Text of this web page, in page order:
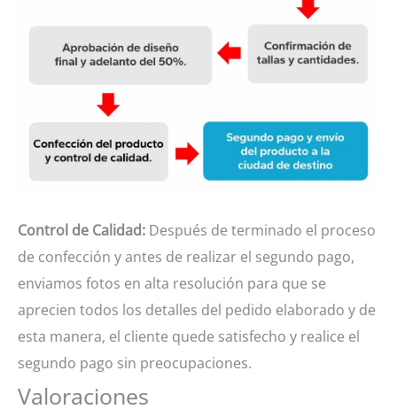
Control de Calidad: Después de terminado el proceso
de confección y antes de realizar el segundo pago,
enviamos fotos en alta resolución para que se
aprecien todos los detalles del pedido elaborado y de
esta manera, el cliente quede satisfecho y realice el
segundo pago sin preocupaciones.
Valoraciones